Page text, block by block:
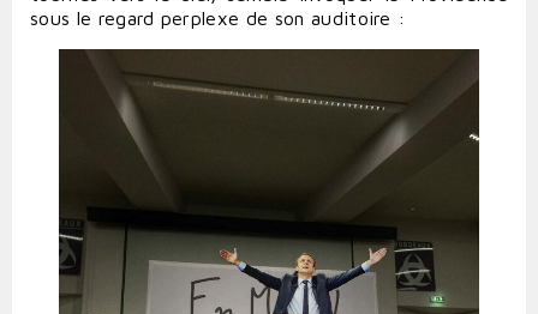
sous le regard perplexe de son auditoire :